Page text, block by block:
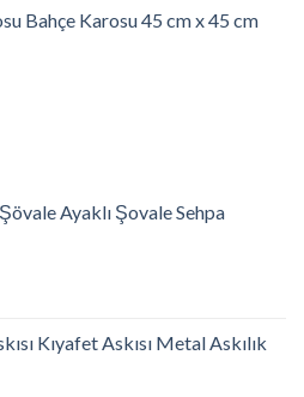
Bahçe Karosu 45 cm x 45 cm
Ayaklı Şovale Sehpa
Kıyafet Askısı Metal Askılık